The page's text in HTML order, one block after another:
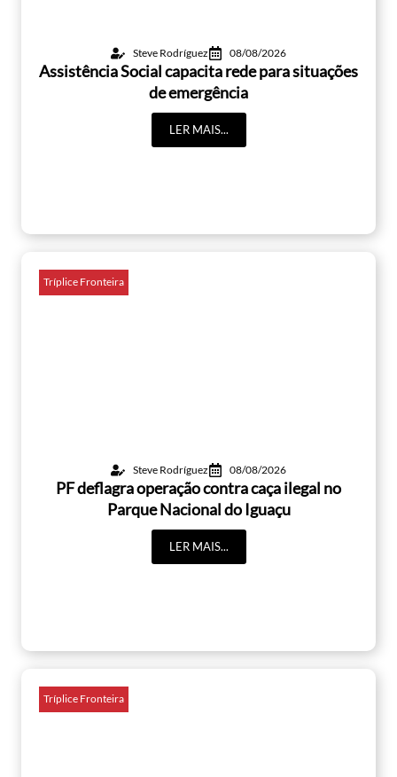
Steve Rodríguez 08/08/2026
Assistência Social capacita rede para situações
de emergência
LER MAIS...
Tríplice Fronteira
Steve Rodríguez 08/08/2026
PF deflagra operação contra caça ilegal no
Parque Nacional do Iguaçu
LER MAIS...
Tríplice Fronteira